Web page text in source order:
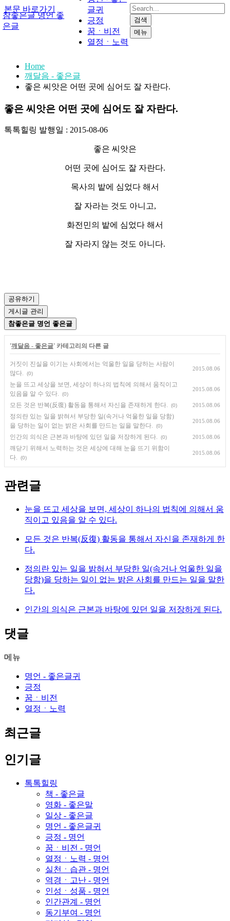
본문 바로가기
참좋은글 명언 좋
은글
글귀
긍정
꿈ㆍ비전
열정ㆍ노력
검색
메뉴
Home
깨달음 - 좋은글
좋은 씨앗은 어떤 곳에 심어도 잘 자란다.
좋은 씨앗은 어떤 곳에 심어도 잘 자란다.
톡톡힐링 발행일 : 2015-08-06
좋은 씨앗은
어떤 곳에 심어도 잘 자란다.
목사의 밭에 심었다 해서
잘 자라는 것도 아니고,
화전민의 밭에 심었다 해서
잘 자라지 않는 것도 아니다.
공유하기
게시글 관리
참좋은글 명언 좋은글
'깨달음 - 좋은글' 카테고리의 다른 글
거짓이 진실을 이기는 사회에서는 억울한 일을 당하는 사람이
많다.
(0)
2015.08.06
눈을 뜨고 세상을 보면, 세상이 하나의 법칙에 의해서 움직이고
있음을 알 수 있다.
(0)
2015.08.06
모든 것은 반복(反復) 활동을 통해서 자신을 존재하게 한다. (0) 2015.08.06
정의란 있는 일을 밝혀서 부당한 일(속거나 억울한 일을 당함)
을 당하는 일이 없는 밝은 사회를 만드는 일을 말한다.
(0)
2015.08.06
인간의 의식은 근본과 바탕에 있던 일을 저장하게 된다. (0) 2015.08.06
깨닫기 위해서 노력하는 것은 세상에 대해 눈을 뜨기 위함이
다.
(0)
2015.08.06
관련글
눈을 뜨고 세상을 보면, 세상이 하나의 법칙에 의해서 움
직이고 있음을 알 수 있다.
모든 것은 반복(反復) 활동을 통해서 자신을 존재하게 한
다.
정의란 있는 일을 밝혀서 부당한 일(속거나 억울한 일을
당함)을 당하는 일이 없는 밝은 사회를 만드는 일을 말한
다.
인간의 의식은 근본과 바탕에 있던 일을 저장하게 된다.
댓글
메뉴
명언 - 좋은글귀
긍정
꿈ㆍ비전
열정ㆍ노력
최근글
인기글
톡톡힐링
책 - 좋은글
영화 - 좋은말
일상 - 좋은글
명언 - 좋은글귀
긍정 - 명언
꿈ㆍ비전 - 명언
열정ㆍ노력 - 명언
실천ㆍ습관 - 명언
역경ㆍ고난 - 명언
인성ㆍ성품 - 명언
인간관계 - 명언
동기부여 - 명언